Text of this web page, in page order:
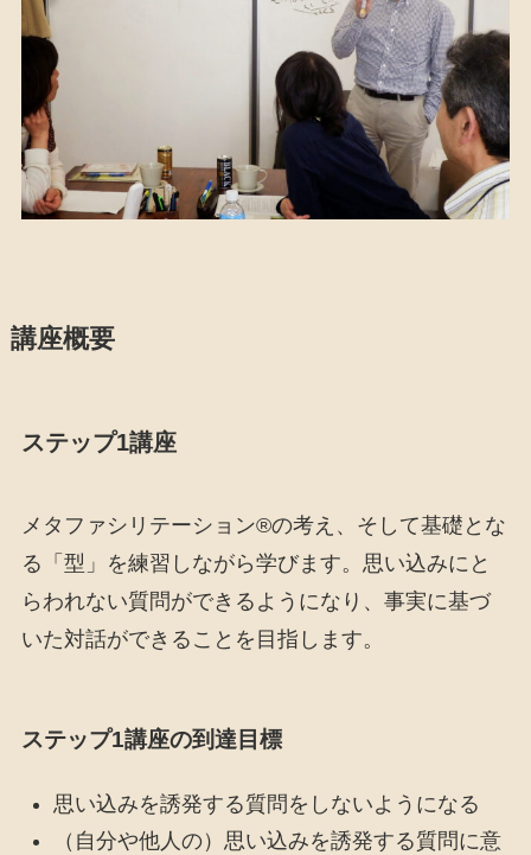
講座概要
ステップ1講座
メタファシリテーション®の考え、そして基礎とな
る「型」を練習しながら学びます。思い込みにと
らわれない質問ができるようになり、事実に基づ
いた対話ができることを目指します。
ステップ1講座の到達目標
思い込みを誘発する質問をしないようになる
（自分や他人の）思い込みを誘発する質問に意